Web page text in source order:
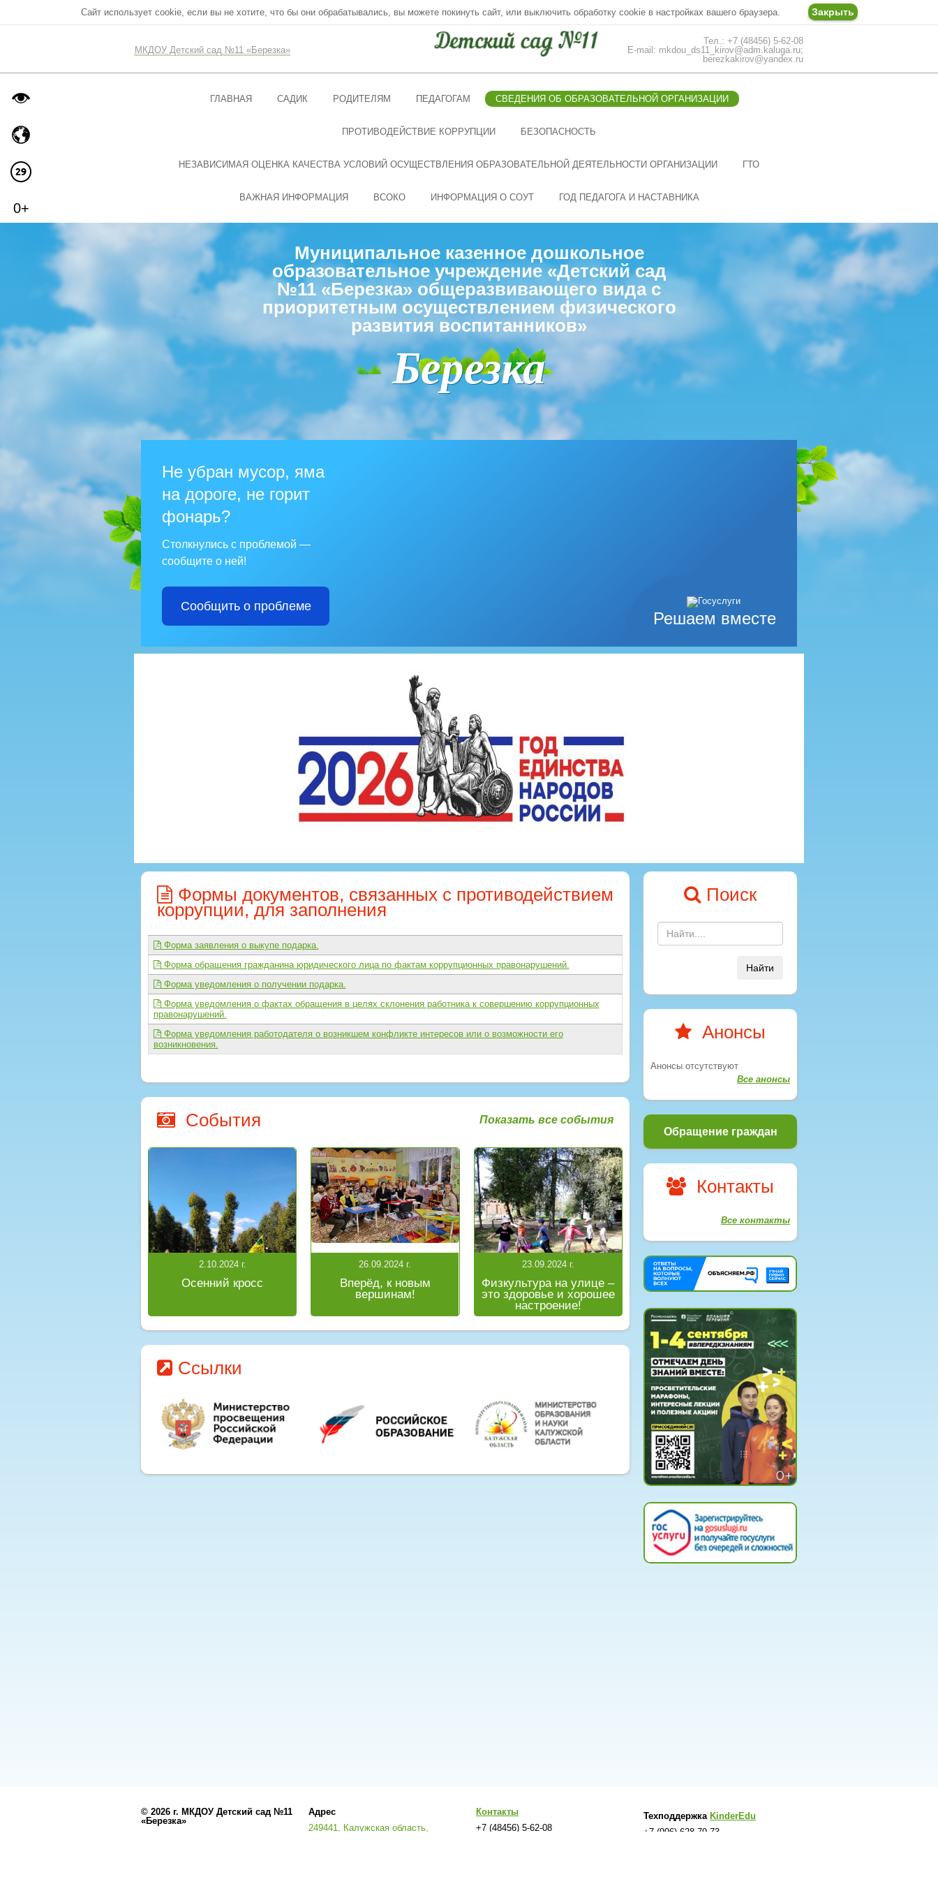
Сайт использует cookie, если вы не хотите, что бы они обрабатывались, вы можете покинуть сайт, или выключить обработку cookie в настройках вашего браузера. Закрыть
МКДОУ Детский сад №11 «Березка»
Тел.: +7 (48456) 5-62-08
E-mail: mkdou_ds11_kirov@adm.kaluga.ru;
berezkakirov@yandex.ru
ГЛАВНАЯ САДИК РОДИТЕЛЯМ ПЕДАГОГАМ СВЕДЕНИЯ ОБ ОБРАЗОВАТЕЛЬНОЙ ОРГАНИЗАЦИИ
ПРОТИВОДЕЙСТВИЕ КОРРУПЦИИ БЕЗОПАСНОСТЬ
НЕЗАВИСИМАЯ ОЦЕНКА КАЧЕСТВА УСЛОВИЙ ОСУЩЕСТВЛЕНИЯ ОБРАЗОВАТЕЛЬНОЙ ДЕЯТЕЛЬНОСТИ ОРГАНИЗАЦИИ ГТО
ВАЖНАЯ ИНФОРМАЦИЯ ВСОКО ИНФОРМАЦИЯ О СОУТ ГОД ПЕДАГОГА И НАСТАВНИКА
Муниципальное казенное дошкольное
образовательное учреждение «Детский сад
№11 «Березка» общеразвивающего вида с
приоритетным осуществлением физического
развития воспитанников»
Березка
Решаем вместе
Не убран мусор, яма
на дороге, не горит
фонарь?
Столкнулись с проблемой —
сообщите о ней!
Сообщить о проблеме
Формы документов, связанных с противодействием
коррупции, для заполнения
Форма заявления о выкупе подарка.
Форма обращения гражданина юридического лица по фактам коррупционных правонарушений.
Форма уведомления о получении подарка.
Форма уведомления о фактах обращения в целях склонения работника к совершению коррупционных
правонарушений.
Форма уведомления работодателя о возникшем конфликте интересов или о возможности его
возникновения.
События Показать все события
2.10.2024 г.
Осенний кросс
26.09.2024 г.
Вперёд, к новым
вершинам!
23.09.2024 г.
Физкультура на улице –
это здоровье и хорошее
настроение!
Ссылки
Поиск
Найти
Анонсы
Анонсы отсутствуют
Все анонсы
Обращение граждан
Контакты
Все контакты
© 2026 г. МКДОУ Детский сад №11
«Березка»
Адрес
249441, Калужская область,
Контакты
+7 (48456) 5-62-08
Техподдержка KinderEdu
+7 (996) 628-79-73
0+